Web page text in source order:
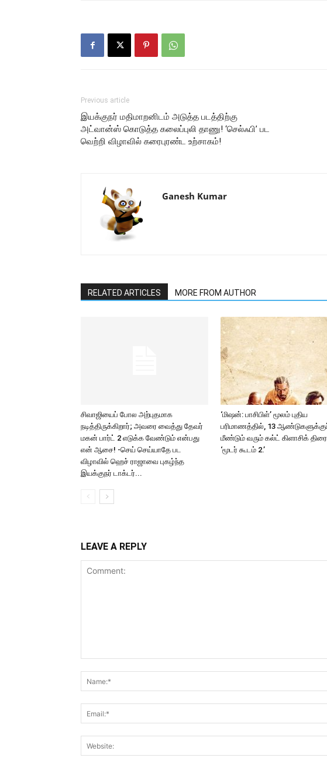
Previous article
இயக்குநர் மதிமாறனிடம் அடுத்த படத்திற்கு
அட்வான்ஸ் கொடுத்த கலைப்புலி தாணு! ‘செல்ஃபி’ பட
வெற்றி விழாவில் கரைபுரண்ட உற்சாகம்!
Ganesh Kumar
RELATED ARTICLES MORE FROM AUTHOR
சிவாஜியைப் போல அற்புதமாக
நடித்திருக்கிறார்; அவரை வைத்து தேவர்
மகன் பார்ட் 2 எடுக்க வேண்டும் என்பது
என் ஆசை! -செய் செய்யாதே பட
விழாவில் ஹெச் ராஜாவை புகழ்ந்த
இயக்குநர் டாக்டர்...
‘மிஷன்: பாசிபிள்’ மூலம் புதிய
பரிமாணத்தில், 13 ஆண்டுகளுக்குப்
மீண்டும் வரும் கல்ட் கிளாசிக்
‘மூடர் கூடம் 2.’
LEAVE A REPLY